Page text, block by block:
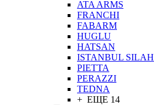
ATA ARMS
FRANCHI
FABARM
HUGLU
HATSAN
ISTANBUL SILAH
PIETTA
PERAZZI
TEDNA
+ ЕЩЕ 14